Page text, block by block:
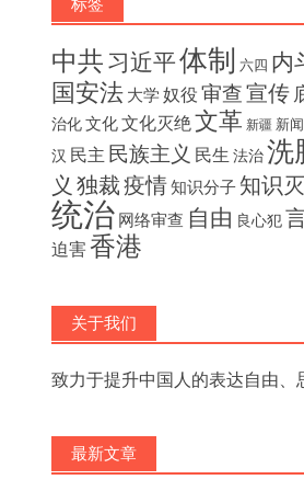
标签
中共习近平体制 六四 内
国安法 大学 奴役 审查宣传
治化文化文化灭绝文革 新疆 新
汉 民主 民族主义 民生 法治洗
义 独裁疫情知识分子 知识
统治 网络审查 自由 良心犯
迫害香港
关于我们
致力于提升中国人的表达自由、
最新文章